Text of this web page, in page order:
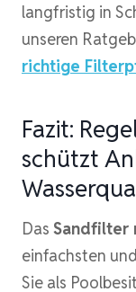
langfristig in
unseren
richtige
Fazit:
schützt
Das Sandfilter
einfachsten
Sie als